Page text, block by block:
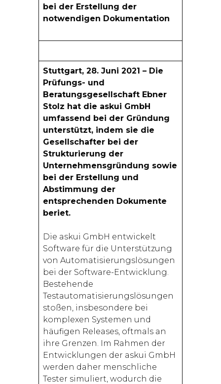
bei der Erstellung der
notwendigen Dokumentation
Stuttgart, 28. Juni 2021 – Die
Prüfungs- und
Beratungsgesellschaft Ebner
Stolz hat die askui GmbH
umfassend bei der Gründung
unterstützt, indem sie die
Gesellschafter bei der
Strukturierung der
Unternehmensgründung sowie
bei der Erstellung und
Abstimmung der
entsprechenden Dokumente
beriet.
Die askui GmbH entwickelt
Software für die Unterstützung
von Automatisierungslösungen
bei der Software-Entwicklung.
Bestehende
Testautomatisierungslösungen
stoßen, insbesondere bei
komplexen Systemen und
häufigen Releases, oftmals an
ihre Grenzen. Im Rahmen der
Entwicklungen der askui GmbH
werden daher menschliche
Tester simuliert, wodurch die